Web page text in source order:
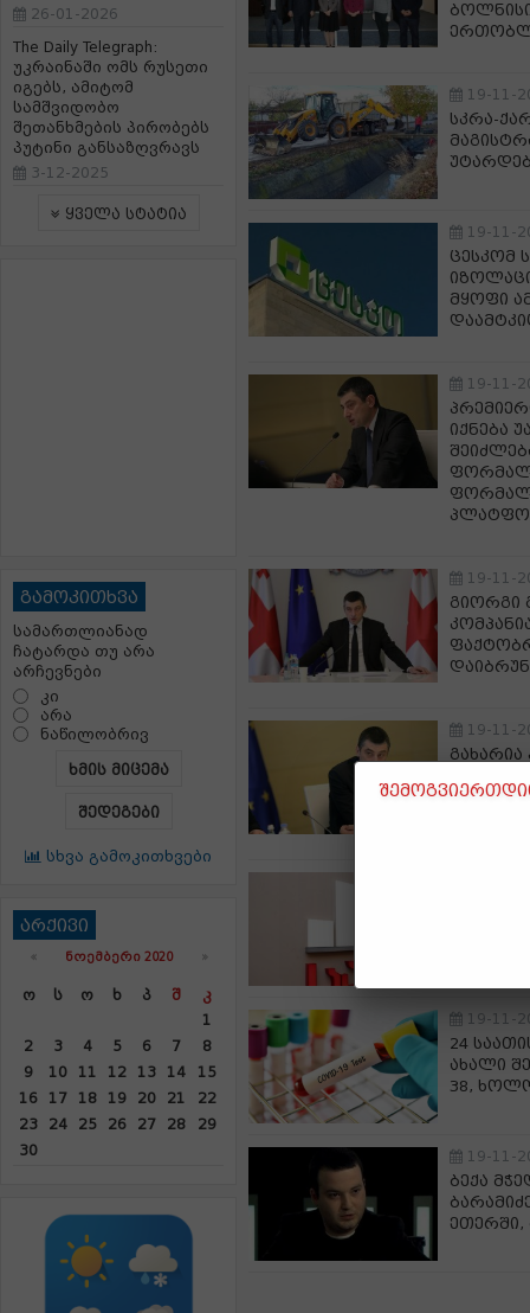
26-01-2026
The Daily Telegraph:
უკრაინაში ომს რუსეთი
იგებს, ამიტომ
სამშვიდობო
შეთანხმების პირობებს
პუტინი განსაზღვრავს
3-12-2025
ყველა სტატია
გამოკითხვა
სამართლიანად
ჩატარდა თუ არა
არჩევნები
კი
არა
ნაწილობრივ
ხმის მიცემა
შედეგები
სხვა გამოკითხვები
არქივი
« ᲜᲝᲔᲛᲑᲔᲠᲘ 2020 »
Ო Ს Ო Ხ Პ Შ
Კ
1
2
3 4 5 6 7
8
9
10 11 12 13 14
15
16
17 18 19 20 21
22
23
24 25 26 27 28
29
30
19-11-
სკრა-
19-11-
ცესკომ
მყოფი
19-11-
იქნება
19-11-
გიორგი
19-11-
შორის
19-11-
24
ახალი
38,
19-11-
ბექა
ეთერში,